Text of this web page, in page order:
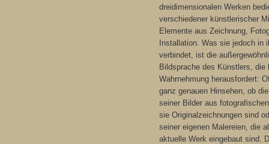
dreidimensionalen Werken
verschiedener künstlerischer
Elemente aus Zeichnung,
Installation. Was sie jedoch in
verbindet, ist die
Bildsprache des Künstlers, die
Wahrnehmung herausfordert:
ganz genauen Hinsehen, ob
seiner Bilder aus
sie Originalzeichnungen sind
seiner eigenen Malereien, die
aktuelle Werk eingebaut sind.